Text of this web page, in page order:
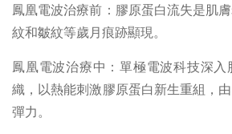
鳳凰電波治療前：膠原蛋白流失是肌
紋和皺紋等歲月痕跡顯現。
鳳凰電波治療中：單極電波科技深入
織，以熱能刺激膠原蛋白新生重組，
彈力。